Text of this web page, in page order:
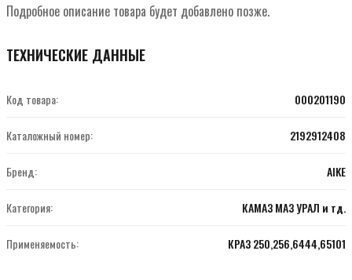
Подробное описание товара будет добавлено позже.
ТЕХНИЧЕСКИЕ ДАННЫЕ
Код товара: 000201190
Каталожный номер: 2192912408
Бренд: AIKE
Категория: КАМАЗ МАЗ УРАЛ и тд.
Применяемость: КРАЗ 250,256,6444,65101